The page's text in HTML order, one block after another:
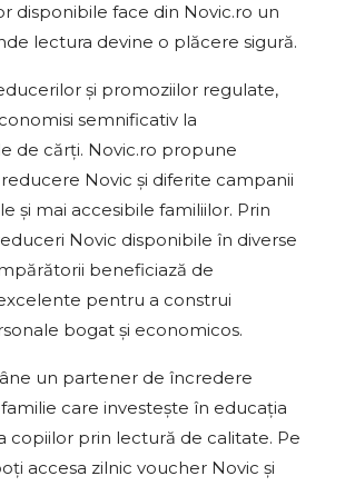
disponibile face din Novic.ro un
lectura devine o plăcere sigură.
și promoziilor regulate,
semnificativ la
de cărți. Novic.ro propune
Novic și diferite campanii
și mai accesibile familiilor. Prin
Novic disponibile în diverse
beneficiază de
pentru a construi
bogat și economicos.
un partener de încredere
care investește în educația
copiilor prin lectură de calitate. Pe
accesa zilnic voucher Novic și